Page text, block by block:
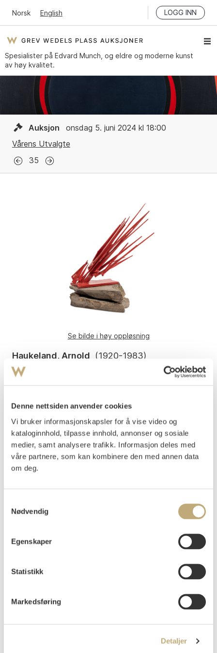
Denne nettsiden anvender cookies
Vi bruker informasjonskapsler for å vise video og
kataloginnhold, tilpasse innhold, annonser og sosiale
medier, samt analysere trafikk. Informasjon deles med
våre partnere, som kan kombinere den med annen data
om deg.
Nødvendig
Egenskaper
Statistikk
Markedsføring
Detaljer
Norsk English LOGG INN
Spesialister på Edvard Munch, og eldre og moderne kunst
av høy kvalitet.
Auksjon
onsdag 5. juni 2024 kl 18:00
Vårens Utvalgte
35
Se bilde i høy oppløsning
Haukeland, Arnold (1920-1983)
Komposisjon
Usignert
PROVENIENS:
István Korda Kovács (Tidlig på 1970-tallet lagde
ungarskfødte István Korda Kovács «Stålmannen
Haukeland», som ble vist på NRK).
Vurdering
Usolgt